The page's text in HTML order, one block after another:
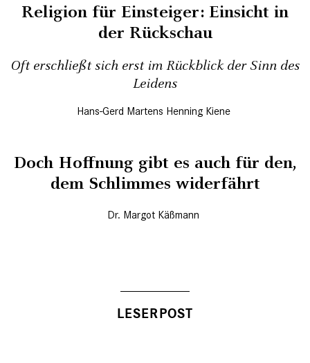
Religion für Einsteiger: Einsicht in
der Rückschau
Oft erschließt sich erst im Rückblick der Sinn des
Leidens
Hans-Gerd Martens Henning Kiene
Doch Hoffnung gibt es auch für den,
dem Schlimmes widerfährt
Dr. Margot Käßmann